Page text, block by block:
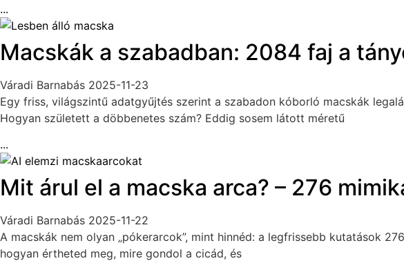
...
Macskák a szabadban: 2084 faj a
Váradi Barnabás 2025-11-23
Egy friss, világszintű adatgyűjtés szerint a szabadon kóborló macskák
Hogyan született a döbbenetes szám? Eddig sosem látott méretű
...
Mit árul el a macska arca? – 276
Váradi Barnabás 2025-11-22
A macskák nem olyan „pókerarcok”, mint hinnéd: a legfrissebb kutatások
hogyan értheted meg, mire gondol a cicád, és